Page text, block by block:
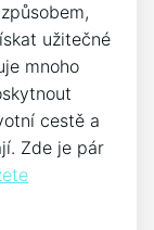
užitečné
mnoho
cestě a
Zde je pár